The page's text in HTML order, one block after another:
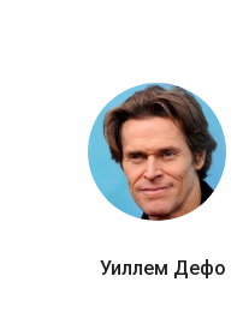
Уиллем Дефо